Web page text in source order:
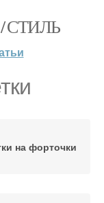
СТИЛЬ
на форточки